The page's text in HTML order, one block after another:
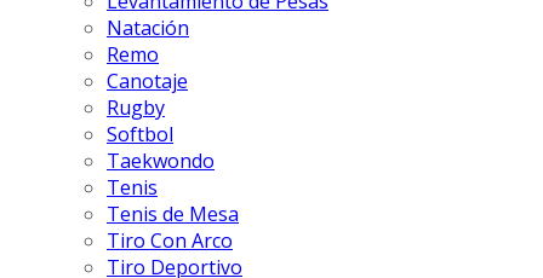
Natación
Remo
Canotaje
Rugby
Softbol
Taekwondo
Tenis
Tenis de Mesa
Tiro Con Arco
Tiro Deportivo